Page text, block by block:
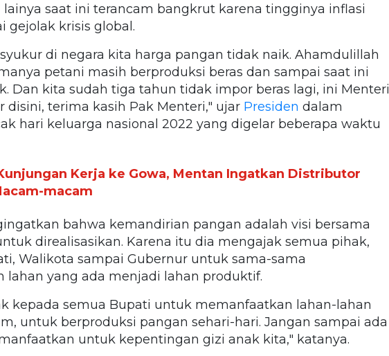
lainya saat ini terancam bangkrut karena tingginya inflasi
gejolak krisis global.
di negara kita harga pangan tidak naik. Ahamdulillah
petani masih berproduksi beras dan sampai saat ini
Dan kita sudah tiga tahun tidak impor beras lagi, ini Menteri
disini, terima kasih Pak Menteri," ujar Presiden dalam
hari keluarga nasional 2022 yang digelar beberapa waktu
Kerja ke Gowa, Mentan Ingatkan Distributor
macam
bahwa kemandirian pangan adalah visi bersama
direalisasikan. Karena itu dia mengajak semua pihak,
Walikota sampai Gubernur untuk sama-sama
lahan yang ada menjadi lahan produktif.
kepada semua Bupati untuk memanfaatkan lahan-lahan
untuk berproduksi pangan sehari-hari. Jangan sampai ada
untuk kepentingan gizi anak kita," katanya.